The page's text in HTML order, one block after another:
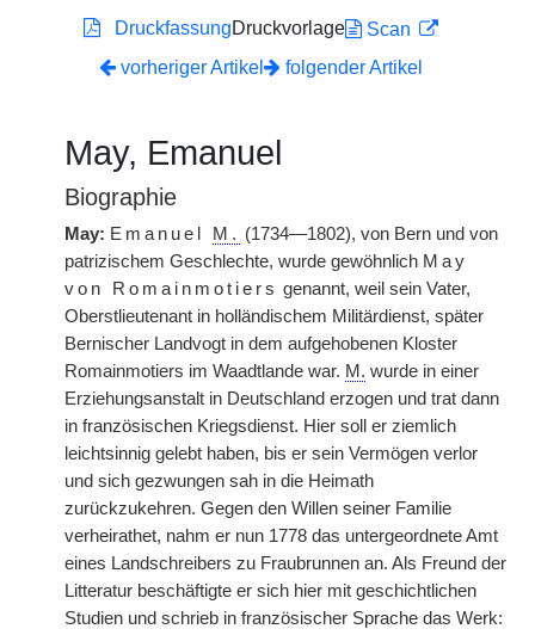
DruckfassungDruckvorlage
Scan
vorheriger Artikel
folgender Artikel
May, Emanuel
Biographie
May: Emanuel M. (1734—1802), von Bern und von
patrizischem Geschlechte, wurde gewöhnlich May
von Romainmotiers genannt, weil sein Vater,
Oberstlieutenant in holländischem Militärdienst, später
Bernischer Landvogt in dem aufgehobenen Kloster
Romainmotiers im Waadtlande war. M. wurde in einer
Erziehungsanstalt in Deutschland erzogen und trat dann
in französischen Kriegsdienst. Hier soll er ziemlich
leichtsinnig gelebt haben, bis er sein Vermögen verlor
und sich gezwungen sah in die Heimath
zurückzukehren. Gegen den Willen seiner Familie
verheirathet, nahm er nun 1778 das untergeordnete Amt
eines Landschreibers zu Fraubrunnen an. Als Freund der
Litteratur beschäftigte er sich hier mit geschichtlichen
Studien und schrieb in französischer Sprache das Werk: